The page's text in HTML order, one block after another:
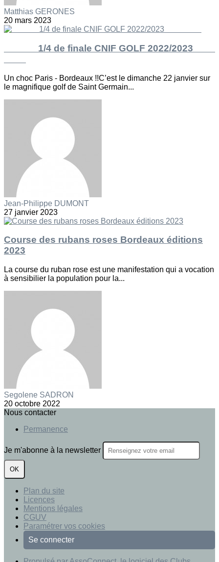
Matthias GERONES
20 mars 2023
1/4 de finale CNIF GOLF 2022/2023
Un choc Paris - Bordeaux !!C’est le dimanche 22 janvier sur
le magnifique golf de Saint Germain...
Jean-Philippe DUMONT
27 janvier 2023
Course des rubans roses Bordeaux éditions
2023
La course du ruban rose est une manifestation qui a vocation
à sensibilier la population pour la...
Segolene SADRON
20 octobre 2022
Nous contacter
Permanence
Je m'abonne à la newsletter
OK
Plan du site
Licences
Mentions légales
CGUV
Paramétrer vos cookies
Se connecter